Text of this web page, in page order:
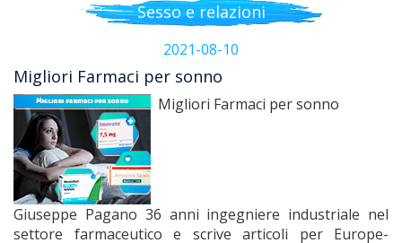
Sesso e relazioni
2021-08-10
Migliori Farmaci per sonno
Migliori Farmaci per sonno
Giuseppe Pagano 36 anni ingegniere industriale nel
settore farmaceutico e scrive articoli per Europe-